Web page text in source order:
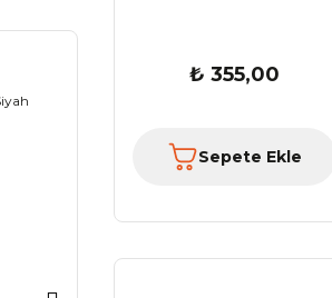
₺ 355,00
Sepete Ekle